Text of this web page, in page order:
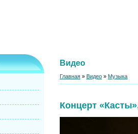
Видео
Главная » Видео » Музыка
Концерт